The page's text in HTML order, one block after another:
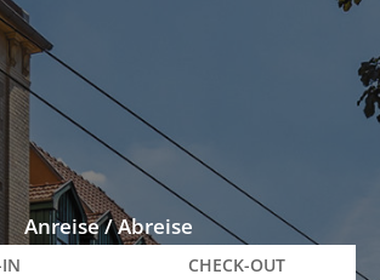
Anreise / Abreise
CHECK-OUT